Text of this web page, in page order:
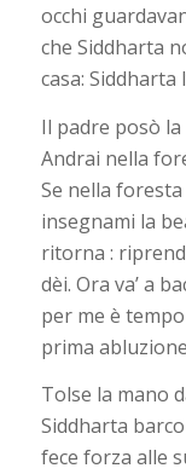
occhi
che Siddharta
casa: Siddharta
Il padre posò la
Andrai nella
Se nella
insegnami la
ritorna :
dèi. Ora va’ a
per me è
prima abluzione
Tolse la mano
Siddharta
fece forza alle